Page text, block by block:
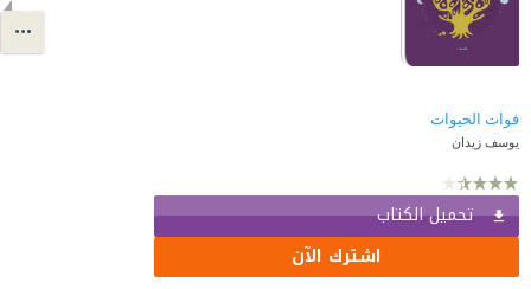
فوات الحيوات
يوسف زيدان
تحميل الكتاب
اشترك الآن